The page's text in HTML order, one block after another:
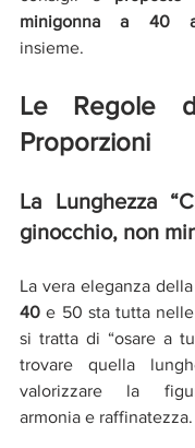
minigonna a 40
insieme.
Le Regole
Proporzioni
La Lunghezza
ginocchio, non
La vera eleganza della
40 e 50 sta tutta
si tratta di “osare a
trovare quella
valorizzare la
armonia e raffinatezza.